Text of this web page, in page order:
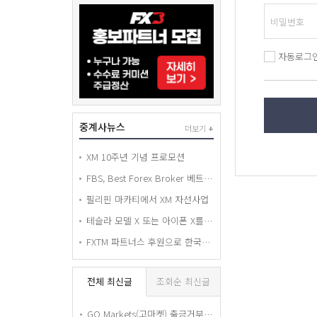
중계사뉴스
XM 10주년 기념 프로모션
FBS, Best Forex Broker 베트남 어워드 수상
필리핀 마카티에서 XM 자선사업
테슬라 모델 X 또는 아이폰 X를 경품으로 드리는 FXTM 휠 오브 포춘 추첨 컨테스트!
FXTM 파트너스 후원으로 한국에서 열린 World Economy BAND 세미나
더보기 +
전체 최신글 조회순 최신글
GO Markets(고마켓) 출금거부 피해 경고 — 요구서류 전부 제출했는데도 15개월째 출금 안 해줍니다
자동로그